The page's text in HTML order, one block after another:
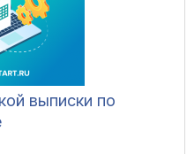
выписки по